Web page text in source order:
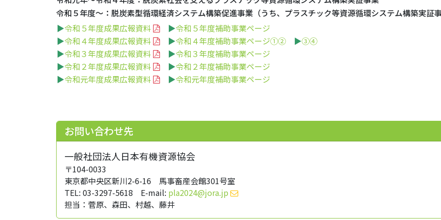
令和５年度～：脱炭素型循環経済システム構築促進事業（うち、プラスチック等資源循環システム構築実証
▶令和５年度成果広報資料 ▶令和５年度補助事業ページ
▶令和４年度成果広報資料 ▶令和４年度補助事業ページ①② ▶③④
▶令和３年度成果広報資料 ▶令和３年度補助事業ページ
▶令和２年度成果広報資料 ▶令和２年度補助事業ページ
▶令和元年度成果広報資料 ▶令和元年度補助事業ページ
お問い合わせ先
一般社団法人日本有機資源協会
〒104-0033
東京都中央区新川2-6-16 馬事畜産会館301号室
TEL: 03-3297-5618 E-mail: pla2024@jora.jp
担当：菅原、森田、村越、藤井